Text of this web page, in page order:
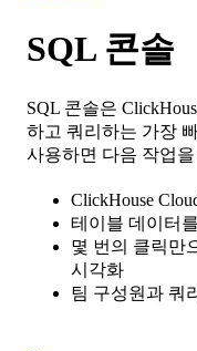
SQL 콘솔
SQL 콘솔은
하고 쿼리하는 가장
사용하면 다음 작업
ClickHouse
테이블 데이터
몇 번의 클릭만
시각화
팀 구성원과 쿼